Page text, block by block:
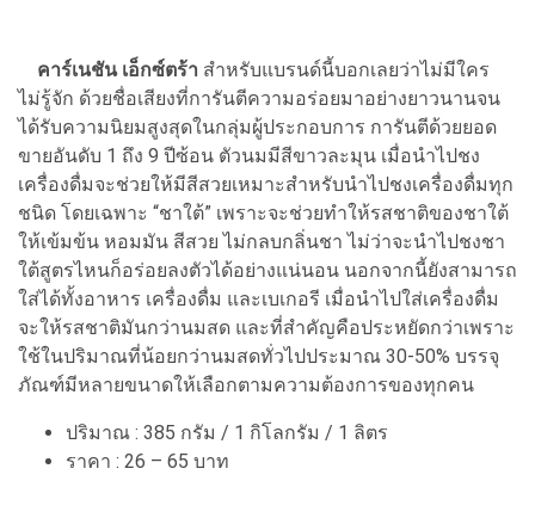
คาร์เนชัน เอ็กซ์ตร้า สำหรับแบรนด์นี้บอกเลยว่าไม่มีใคร
ไม่รู้จัก ด้วยชื่อเสียงที่การันตีความอร่อยมาอย่างยาวนานจน
ได้รับความนิยมสูงสุดในกลุ่มผู้ประกอบการ การันตีด้วยยอด
ขายอันดับ 1 ถึง 9 ปีซ้อน ตัวนมมีสีขาวละมุน เมื่อนำไปชง
เครื่องดื่มจะช่วยให้มีสีสวยเหมาะสำหรับนำไปชงเครื่องดื่มทุก
ชนิด โดยเฉพาะ “ชาใต้” เพราะจะช่วยทำให้รสชาติของชาใต้
ให้เข้มข้น หอมมัน สีสวย ไม่กลบกลิ่นชา ไม่ว่าจะนำไปชงชา
ใต้สูตรไหนก็อร่อยลงตัวได้อย่างแน่นอน นอกจากนี้ยังสามารถ
ใส่ได้ทั้งอาหาร เครื่องดื่ม และเบเกอรี เมื่อนำไปใส่เครื่องดื่ม
จะให้รสชาติมันกว่านมสด และที่สำคัญคือประหยัดกว่าเพราะ
ใช้ในปริมาณที่น้อยกว่านมสดทั่วไปประมาณ 30-50% บรรจุ
ภัณฑ์มีหลายขนาดให้เลือกตามความต้องการของทุกคน
ปริมาณ : 385 กรัม / 1 กิโลกรัม / 1 ลิตร
ราคา : 26 – 65 บาท